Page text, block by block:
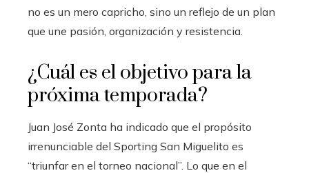
no es un mero capricho, sino un reflejo de un plan
que une pasión, organización y resistencia.
¿Cuál es el objetivo para la
próxima temporada?
Juan José Zonta ha indicado que el propósito
irrenunciable del Sporting San Miguelito es
“triunfar en el torneo nacional”. Lo que en el